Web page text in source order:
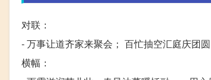
对联：
- 万事让道齐家来聚会； 百忙抽空汇庭庆团圆
横幅：